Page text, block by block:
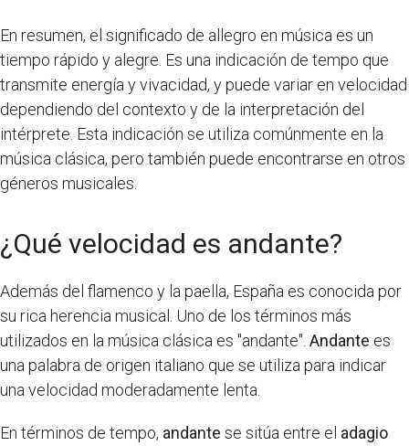
En resumen, el significado de allegro en música es un
tiempo rápido y alegre. Es una indicación de tempo que
transmite energía y vivacidad, y puede variar en velocidad
dependiendo del contexto y de la interpretación del
intérprete. Esta indicación se utiliza comúnmente en la
música clásica, pero también puede encontrarse en otros
géneros musicales.
¿Qué velocidad es andante?
Además del flamenco y la paella, España es conocida por
su rica herencia musical. Uno de los términos más
utilizados en la música clásica es "andante". Andante es
una palabra de origen italiano que se utiliza para indicar
una velocidad moderadamente lenta.
En términos de tempo, andante se sitúa entre el adagio